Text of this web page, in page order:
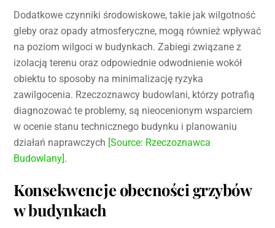
Dodatkowe czynniki środowiskowe, takie jak wilgotność
gleby oraz opady atmosferyczne, mogą również wpływać
na poziom wilgoci w budynkach. Zabiegi związane z
izolacją terenu oraz odpowiednie odwodnienie wokół
obiektu to sposoby na minimalizację ryzyka
zawilgocenia. Rzeczoznawcy budowlani, którzy potrafią
diagnozować te problemy, są nieocenionym wsparciem
w ocenie stanu technicznego budynku i planowaniu
działań naprawczych [Source: Rzeczoznawca
Budowlany].
Konsekwencje obecności grzybów
w budynkach